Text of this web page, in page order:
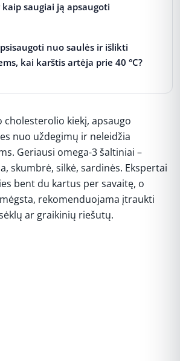
saugiai ją apsaugoti
nuo saulės ir išlikti
kai karštis artėja prie 40 °C?
cholesterolio kiekį, apsaugo
nuo uždegimų ir neleidžia
Geriausi omega-3 šaltiniai –
skumbrė, silkė, sardinės. Ekspertai
bent du kartus per savaitę, o
rekomenduojama įtraukti
ar graikinių riešutų.